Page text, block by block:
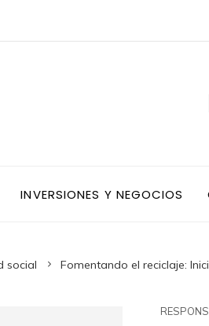
INVERSIONES Y NEGOCIOS
social Fomentando el reciclaje: